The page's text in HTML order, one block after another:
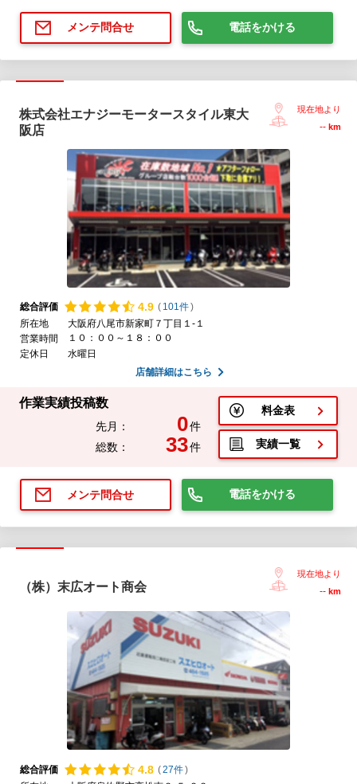
メンテ問合せ 電話をかける
株式会社エナジーモータースタイル東大
阪店
現在地より
-- km
総合評価 4.9 ( 101件)
所在地
大阪府八尾市新家町７丁目１-１
営業時間
１０：００～１８：００
定休日
水曜日
店舗詳細はこちら
作業実績投稿数
先月： 0件
総数：
33件
料金表
実績一覧
メンテ問合せ 電話をかける
（株）末広オート商会
現在地より
-- km
総合評価 4.8 (27件)